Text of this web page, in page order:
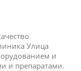
Улица
и
и препаратами.